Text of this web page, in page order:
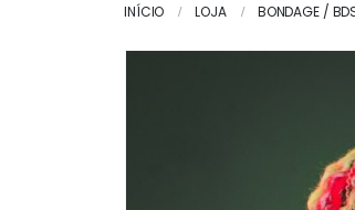
INÍCIO LOJA BONDAGE /